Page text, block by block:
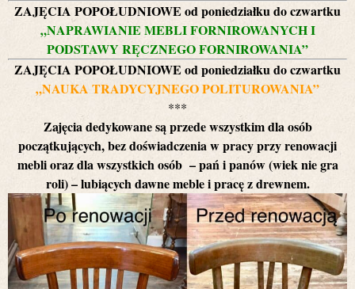
ZAJĘCIA POPOŁUDNIOWE od poniedziałku do czwartku
„NAPRAWIANIE MEBLI FORNIROWANYCH I
PODSTAWY RĘCZNEGO FORNIROWANIA”
ZAJĘCIA POPOŁUDNIOWE od poniedziałku do czwartku
„NAUKA TRADYCYJNEGO POLITUROWANIA”
***
Zajęcia dedykowane są przede wszystkim dla osób
początkujących, bez doświadczenia w pracy przy renowacji
mebli oraz dla wszystkich osób – pań i panów (wiek nie gra
roli) – lubiących dawne meble i pracę z drewnem.